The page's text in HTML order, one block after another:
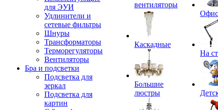
для ЭУИ
Удлинители и
сетевые фильтры
Шнуры
Трансформаторы
Терморегуляторы
Вентиляторы
Бра и подсветки
Подсветка для
зеркал
Подсветка для
картин
вентиляторы
Каскадные
Большие
люстры
На